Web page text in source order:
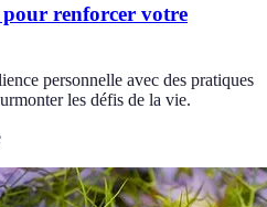
pour renforcer votre
personnelle avec des pratiques
les défis de la vie.